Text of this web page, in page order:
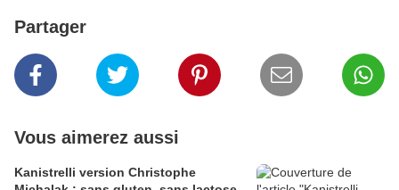
Partager
Vous aimerez aussi
Kanistrelli version Christophe